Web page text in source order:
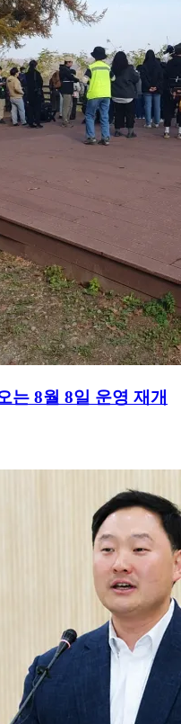
는 8월 8일 운영 재개